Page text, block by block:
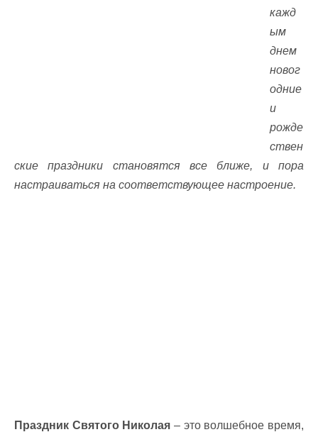
кажд
ым
днем
новог
одние
и
рожде
ствен
ские праздники становятся все ближе, и пора
настраиваться на соответствующее настроение.
Праздник Святого Николая – это волшебное время,